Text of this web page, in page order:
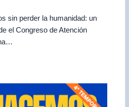
sin perder la humanidad: un
el Congreso de Atención